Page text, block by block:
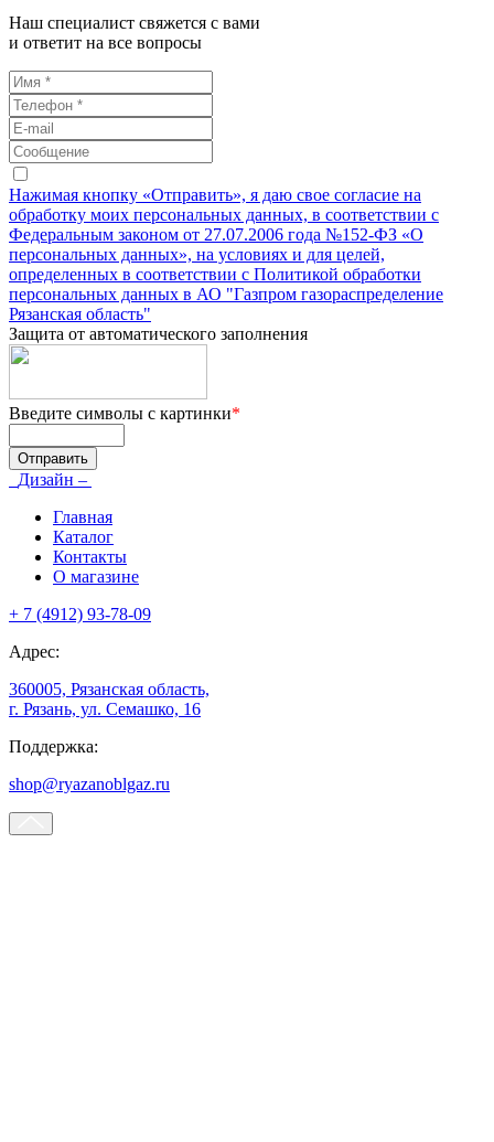
Наш специалист свяжется с вами
и ответит на все вопросы
Нажимая кнопку «Отправить», я даю свое согласие на
обработку моих персональных данных, в соответствии с
Федеральным законом от 27.07.2006 года №152-ФЗ «О
персональных данных», на условиях и для целей,
определенных в соответствии с Политикой обработки
персональных данных в АО "Газпром газораспределение
Рязанская область"
Защита от автоматического заполнения
Введите символы с картинки*
Дизайн –
Главная
Каталог
Контакты
О магазине
+ 7 (4912) 93-78-09
Адрес:
360005, Рязанская область,
г. Рязань, ул. Семашко, 16
Поддержка:
shop@ryazanoblgaz.ru